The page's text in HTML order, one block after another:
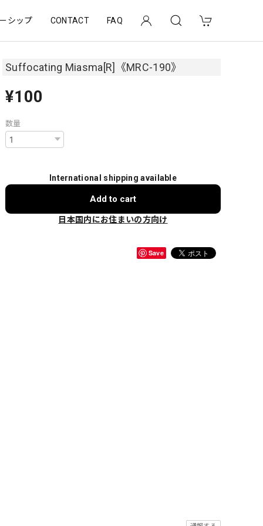
シップ CONTACT FAQ
Suffocating Miasma[R]《MRC-190》
¥100
数量
International shipping available
Add to cart
日本国内にお住まいの方向け
Save